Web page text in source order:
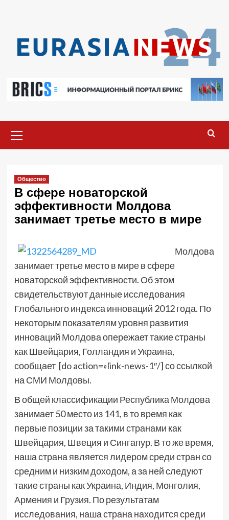
меню
Общество
В сфере новаторской
эффективности Молдова
занимает третье место в мире
Молдова
занимает третье место в мире в сфере
новаторской эффективности. Об этом
свидетельствуют данные исследования
Глобального индекса инноваций 2012 года. По
некоторым показателям уровня развития
инноваций Молдова опережает такие страны
как Швейцария, Голландия и Украина,
сообщает [do action=»link-news-1″/] со ссылкой
на СМИ Молдовы.
В общей классификации Республика Молдова
занимает 50 место из 141, в то время как
первые позиции за такими странами как
Швейцария, Швеция и Сингапур. В то же время,
наша страна является лидером среди стран со
средним и низким доходом, а за ней следуют
такие страны как Украина, Индия, Монголия,
Армения и Грузия. По результатам
исследования, наша страна находится среди